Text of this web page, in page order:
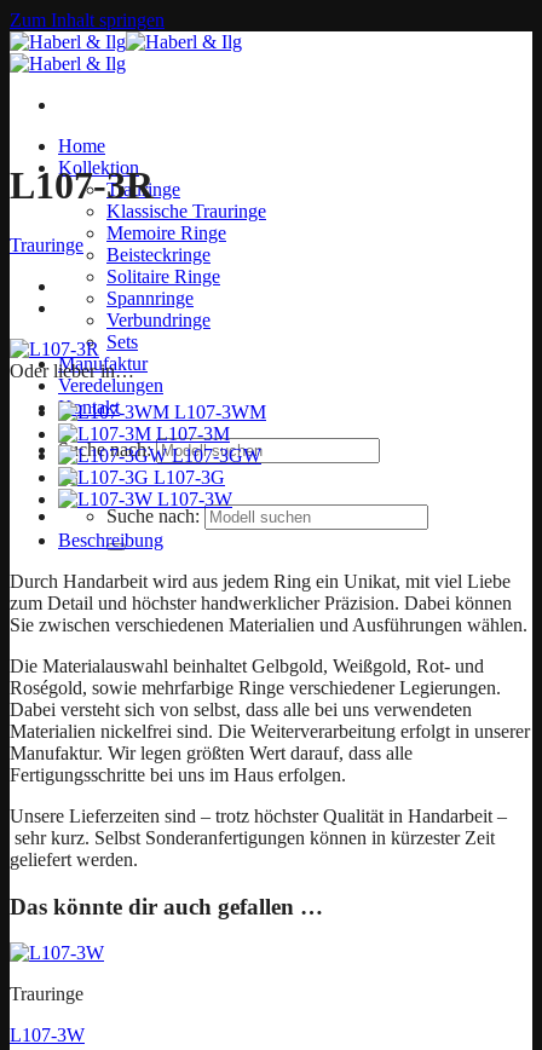
Zum Inhalt springen
Home
Kollektion
Trauringe
Klassische Trauringe
Memoire Ringe
Beisteckringe
Solitaire Ringe
Spannringe
Verbundringe
Sets
Manufaktur
Veredelungen
Kontakt
Suche nach:
Suche nach:
L107-3R
Trauringe
Oder lieber in…
L107-3WM
L107-3M
L107-3GW
L107-3G
L107-3W
Beschreibung
Durch Handarbeit wird aus jedem Ring ein Unikat, mit viel Liebe
zum Detail und höchster handwerklicher Präzision. Dabei können
Sie zwischen verschiedenen Materialien und Ausführungen wählen.
Die Materialauswahl beinhaltet Gelbgold, Weißgold, Rot- und
Roségold, sowie mehrfarbige Ringe verschiedener Legierungen.
Dabei versteht sich von selbst, dass alle bei uns verwendeten
Materialien nickelfrei sind. Die Weiterverarbeitung erfolgt in unserer
Manufaktur. Wir legen größten Wert darauf, dass alle
Fertigungsschritte bei uns im Haus erfolgen.
Unsere Lieferzeiten sind – trotz höchster Qualität in Handarbeit –
sehr kurz. Selbst Sonderanfertigungen können in kürzester Zeit
geliefert werden.
Das könnte dir auch gefallen …
Trauringe
L107-3W